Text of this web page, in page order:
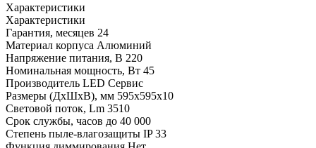
Характеристики
Характеристики
Гарантия, месяцев 24
Материал корпуса Алюминий
Напряжение питания, В 220
Номинальная мощность, Вт 45
Производитель LED Сервис
Размеры (ДхШхВ), мм 595х595х10
Световой поток, Lm 3510
Срок службы, часов до 40 000
Степень пыле-влагозащиты IP 33